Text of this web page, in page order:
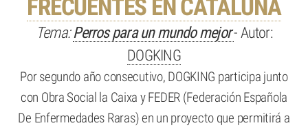
FRECUENTES EN CATALUÑA
Tema:Perros para un mundo mejor- Autor:
DOGKING
Por segundo año consecutivo, DOGKING participa junto
con Obra Social la Caixa y FEDER (Federación Española
De Enfermedades Raras) en un proyecto que permitirá a